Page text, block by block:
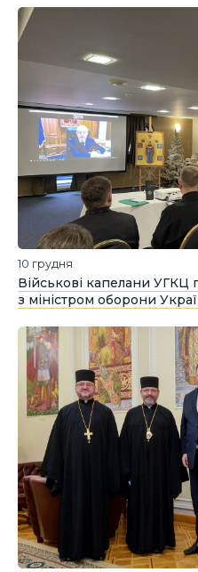
10 грудня
Військові капелани УГКЦ
з міністром оборони